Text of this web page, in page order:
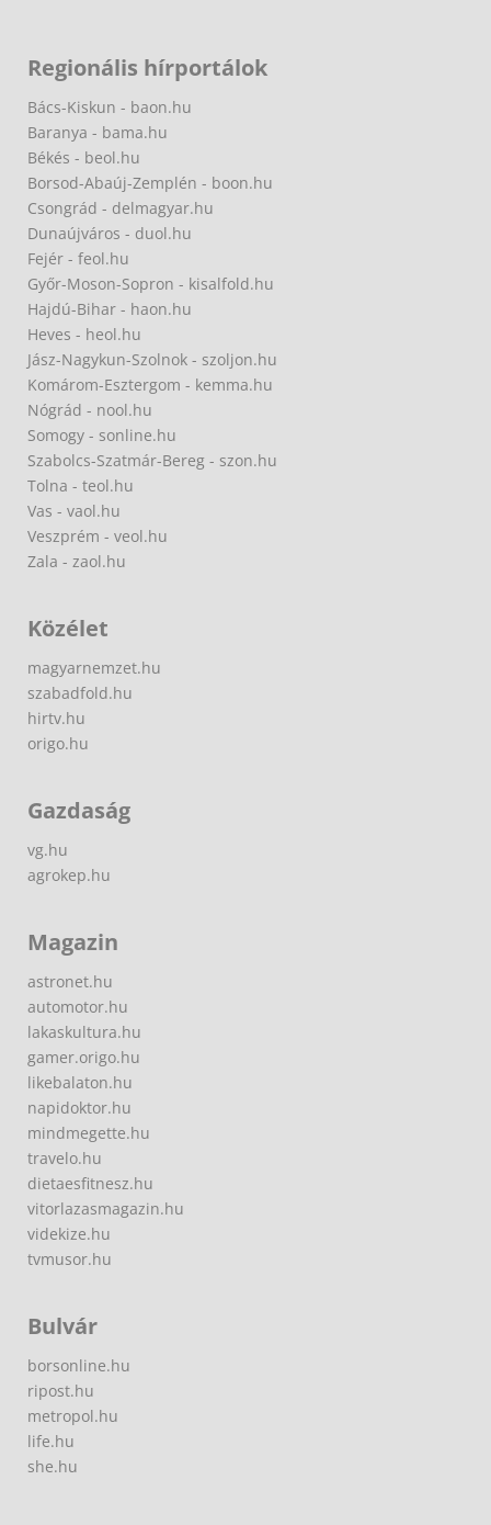
Regionális hírportálok
Bács-Kiskun - baon.hu
Baranya - bama.hu
Békés - beol.hu
Borsod-Abaúj-Zemplén - boon.hu
Csongrád - delmagyar.hu
Dunaújváros - duol.hu
Fejér - feol.hu
Győr-Moson-Sopron - kisalfold.hu
Hajdú-Bihar - haon.hu
Heves - heol.hu
Jász-Nagykun-Szolnok - szoljon.hu
Komárom-Esztergom - kemma.hu
Nógrád - nool.hu
Somogy - sonline.hu
Szabolcs-Szatmár-Bereg - szon.hu
Tolna - teol.hu
Vas - vaol.hu
Veszprém - veol.hu
Zala - zaol.hu
Közélet
magyarnemzet.hu
szabadfold.hu
hirtv.hu
origo.hu
Gazdaság
vg.hu
agrokep.hu
Magazin
astronet.hu
automotor.hu
lakaskultura.hu
gamer.origo.hu
likebalaton.hu
napidoktor.hu
mindmegette.hu
travelo.hu
dietaesfitnesz.hu
vitorlazasmagazin.hu
videkize.hu
tvmusor.hu
Bulvár
borsonline.hu
ripost.hu
metropol.hu
life.hu
she.hu